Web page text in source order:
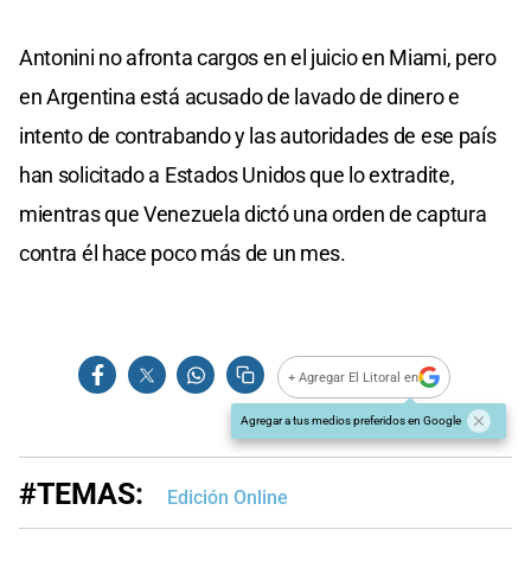
Antonini no afronta cargos en el juicio en Miami, pero
en Argentina está acusado de lavado de dinero e
intento de contrabando y las autoridades de ese país
han solicitado a Estados Unidos que lo extradite,
mientras que Venezuela dictó una orden de captura
contra él hace poco más de un mes.
+ Agregar El Litoral en
Agregar a tus medios preferidos en Google
#TEMAS: Edición Online